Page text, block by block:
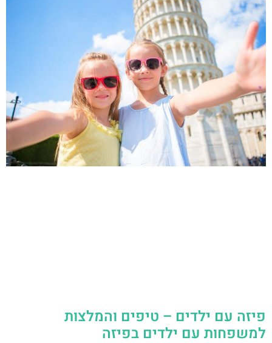
פיזה עם ילדים – טיפים והמלצות
למשפחות עם ילדים בפיזה